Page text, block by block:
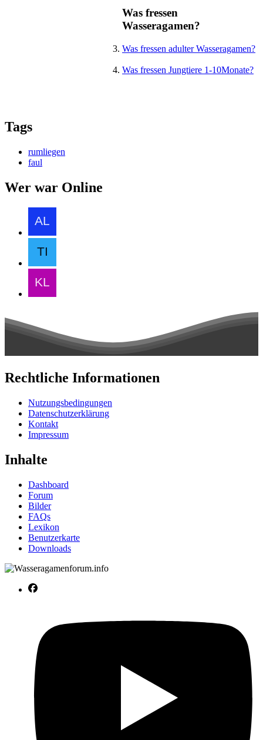
Was fressen
Wasseragamen?
Was fressen adulter Wasseragamen?
Was fressen Jungtiere 1-10Monate?
Tags
rumliegen
faul
Wer war Online
Rechtliche Informationen
Nutzungsbedingungen
Datenschutzerklärung
Kontakt
Impressum
Inhalte
Dashboard
Forum
Bilder
FAQs
Lexikon
Benutzerkarte
Downloads